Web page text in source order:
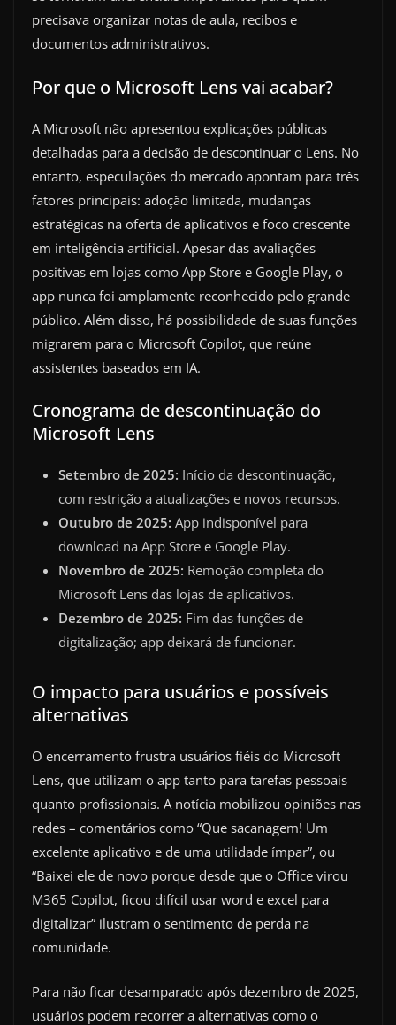
precisava organizar notas de aula, recibos e
documentos administrativos.
Por que o Microsoft Lens vai acabar?
A Microsoft não apresentou explicações públicas
detalhadas para a decisão de descontinuar o Lens. No
entanto, especulações do mercado apontam para três
fatores principais: adoção limitada, mudanças
estratégicas na oferta de aplicativos e foco crescente
em inteligência artificial. Apesar das avaliações
positivas em lojas como App Store e Google Play, o
app nunca foi amplamente reconhecido pelo grande
público. Além disso, há possibilidade de suas funções
migrarem para o Microsoft Copilot, que reúne
assistentes baseados em IA.
Cronograma de descontinuação do
Microsoft Lens
Setembro de 2025: Início da descontinuação,
com restrição a atualizações e novos recursos.
Outubro de 2025: App indisponível para
download na App Store e Google Play.
Novembro de 2025: Remoção completa do
Microsoft Lens das lojas de aplicativos.
Dezembro de 2025: Fim das funções de
digitalização; app deixará de funcionar.
O impacto para usuários e possíveis
alternativas
O encerramento frustra usuários fiéis do Microsoft
Lens, que utilizam o app tanto para tarefas pessoais
quanto profissionais. A notícia mobilizou opiniões nas
redes – comentários como “Que sacanagem! Um
excelente aplicativo e de uma utilidade ímpar”, ou
“Baixei ele de novo porque desde que o Office virou
M365 Copilot, ficou difícil usar word e excel para
digitalizar” ilustram o sentimento de perda na
comunidade.
Para não ficar desamparado após dezembro de 2025,
usuários podem recorrer a alternativas como o